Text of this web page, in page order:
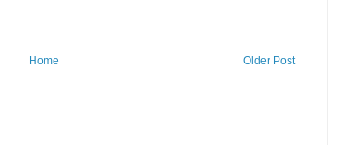
Older Post
Home